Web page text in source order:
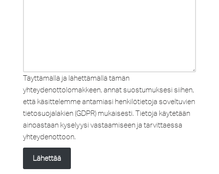
Täyttämällä ja lähettämällä tämän
yhteydenottolomakkeen, annat suostumuksesi siihen,
että käsittelemme antamiasi henkilötietoja soveltuvien
tietosuojalakien (GDPR) mukaisesti. Tietoja käytetään
ainoastaan kyselyysi vastaamiseen ja tarvittaessa
yhteydenottoon.
Lähettää